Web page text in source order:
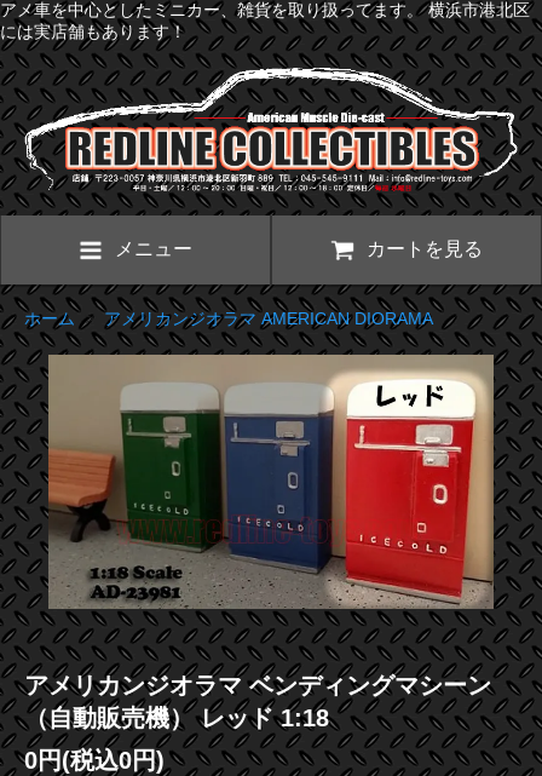
アメ車を中心としたミニカー、雑貨を取り扱ってます。 横浜市港北区
には実店舗もあります！
メニュー カートを見る
ホーム>アメリカンジオラマ AMERICAN DIORAMA
アメリカンジオラマ ベンディングマシーン
（自動販売機） レッド 1:18
0円(税込0円)